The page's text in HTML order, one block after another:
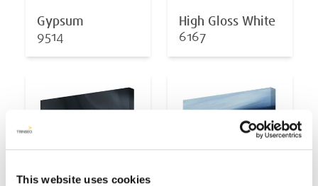
This website uses cookies
Gypsum
9514
High Gloss White
6167